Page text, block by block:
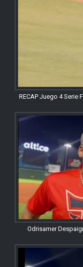
RECAP Juego 4 Serie
Odrisamer